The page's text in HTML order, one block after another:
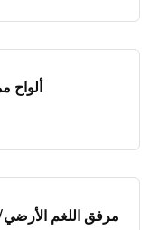
ألواح
مرفق اللغم الأرضي/